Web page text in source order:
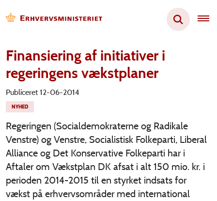
Finansiering af initiativer i
regeringens vækstplaner
Publiceret 12-06-2014
NYHED
Regeringen (Socialdemokraterne og Radikale
Venstre) og Venstre, Socialistisk Folkeparti, Liberal
Alliance og Det Konservative Folkeparti har i
Aftaler om Vækstplan DK afsat i alt 150 mio. kr. i
perioden 2014-2015 til en styrket indsats for
vækst på erhvervsområder med international